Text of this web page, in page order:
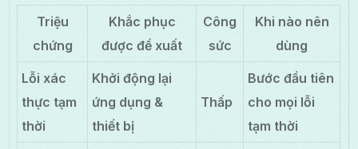
Triệu
chứng
Khắc phục
được đề xuất
Công
sức
Khi nào nên
dùng
Lỗi xác
thực tạm
thời
Khởi động lại
ứng dụng &
thiết bị
Thấp
Bước đầu tiên
cho mọi lỗi
tạm thời